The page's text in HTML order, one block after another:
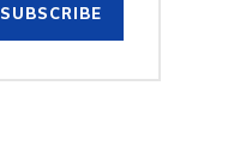
SUBSCRIBE